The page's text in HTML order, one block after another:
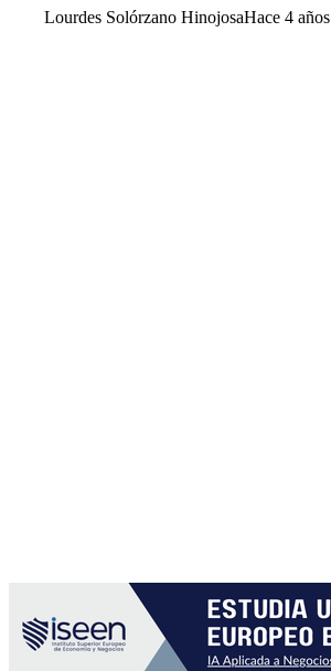
Lourdes Solórzano HinojosaHace 4 años